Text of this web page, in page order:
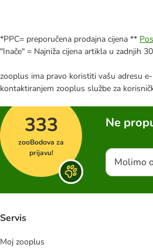
*PPC= preporučena prodajna cijena **
"Inače" = Najniža cijena artikla u zadnjih
zooplus ima pravo koristiti vašu adresu
kontaktiranjem zooplus službe za
333
zooBodova za
prijavu!
Ne
Molimo
Servis
Moj zooplus